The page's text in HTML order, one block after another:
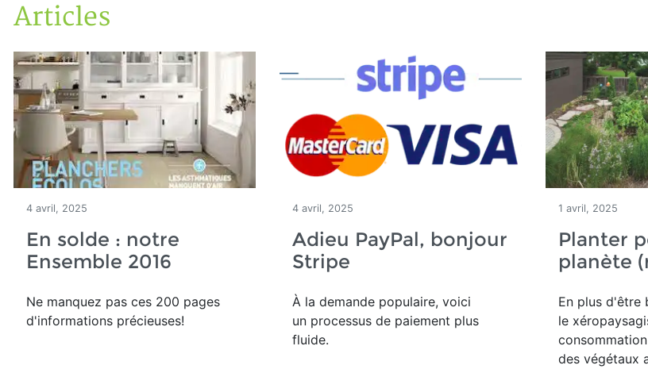
Accueil
Articles
Articles
4 avril, 2025
En solde : notre
Ensemble 2016
Ne manquez pas ces 200 pages
d'informations précieuses!
4 avril, 2025
Adieu PayPal, bonjour
Stripe
À la demande populaire, voici
un processus de paiement plus
fluide.
1 avril, 2025
Planter
planète
En plus d'être
le
des végétaux